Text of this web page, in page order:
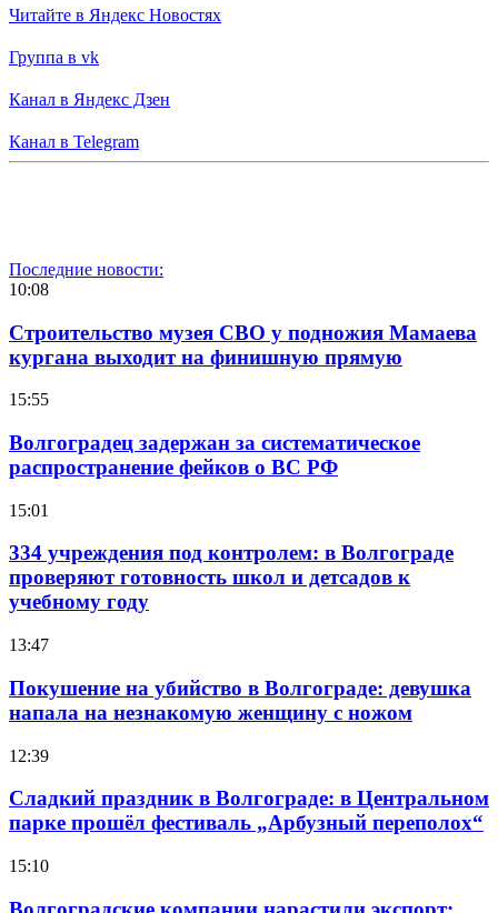
Читайте в Яндекс Новостях
Группа в vk
Канал в Яндекс Дзен
Канал в Telegram
Последние новости:
10:08
Строительство музея СВО у подножия Мамаева
кургана выходит на финишную прямую
15:55
Волгоградец задержан за систематическое
распространение фейков о ВС РФ
15:01
334 учреждения под контролем: в Волгограде
проверяют готовность школ и детсадов к
учебному году
13:47
Покушение на убийство в Волгограде: девушка
напала на незнакомую женщину с ножом
12:39
Сладкий праздник в Волгограде: в Центральном
парке прошёл фестиваль „Арбузный переполох“
15:10